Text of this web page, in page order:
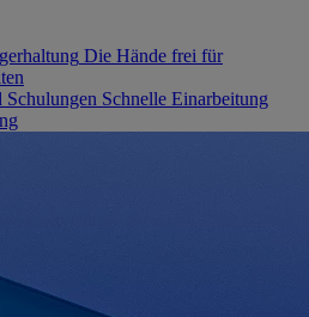
Die Hände frei für
Schulungen Schnelle Einarbeitung